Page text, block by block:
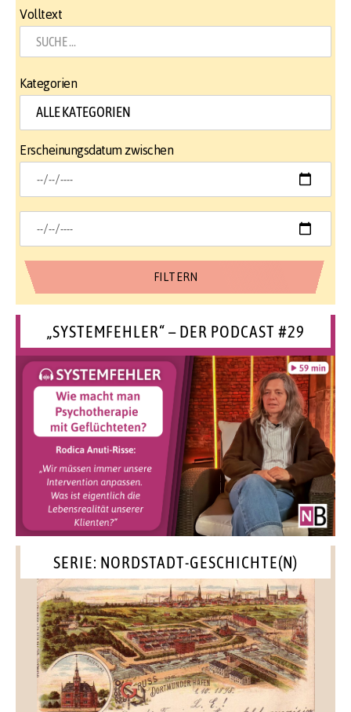
Volltext
Kategorien
Erscheinungsdatum zwischen
„SYSTEMFEHLER“ – DER PODCAST #29
SERIE: NORDSTADT-GESCHICHTE(N)